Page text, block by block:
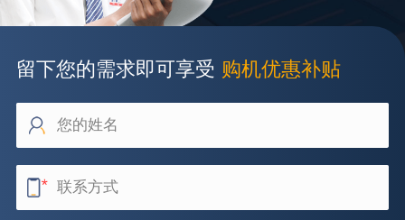
留下您的需求即可享受 购机优惠补贴